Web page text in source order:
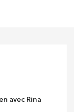
avec Rina